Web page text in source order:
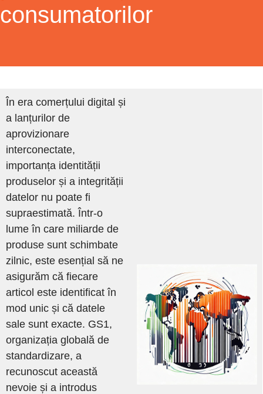
consumatorilor
În era comerțului digital și
a lanțurilor de
aprovizionare
interconectate,
importanța identității
produselor și a integrității
datelor nu poate fi
supraestimată. Într-o
lume în care miliarde de
produse sunt schimbate
zilnic, este esențial să ne
asigurăm că fiecare
articol este identificat în
mod unic și că datele
sale sunt exacte. GS1,
organizația globală de
standardizare, a
recunoscut această
nevoie și a introdus